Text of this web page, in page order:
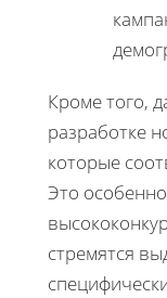
Кроме того,
разработке
которые
Это
стремятся